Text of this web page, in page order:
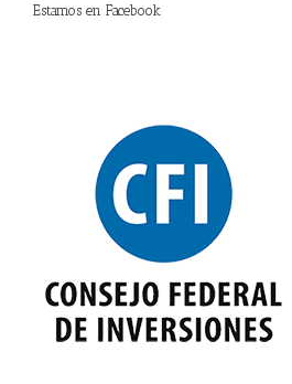
Estamos en Facebook